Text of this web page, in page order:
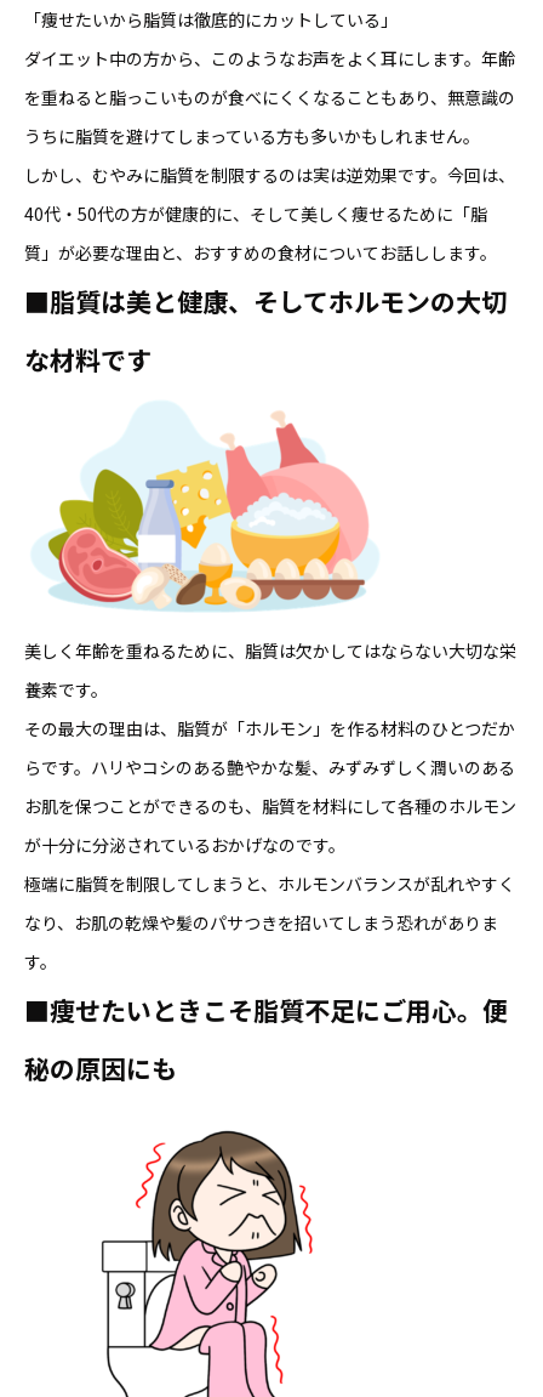
「痩せたいから脂質は徹底的にカットしている」
ダイエット中の方から、このようなお声をよく耳にします。年齢
を重ねると脂っこいものが食べにくくなることもあり、無意識の
うちに脂質を避けてしまっている方も多いかもしれません。
しかし、むやみに脂質を制限するのは実は逆効果です。今回は、
40代・50代の方が健康的に、そして美しく痩せるために「脂
質」が必要な理由と、おすすめの食材についてお話しします。
■脂質は美と健康、そしてホルモンの大切
な材料です
美しく年齢を重ねるために、脂質は欠かしてはならない大切な栄
養素です。
その最大の理由は、脂質が「ホルモン」を作る材料のひとつだか
らです。ハリやコシのある艶やかな髪、みずみずしく潤いのある
お肌を保つことができるのも、脂質を材料にして各種のホルモン
が十分に分泌されているおかげなのです。
極端に脂質を制限してしまうと、ホルモンバランスが乱れやすく
なり、お肌の乾燥や髪のパサつきを招いてしまう恐れがありま
す。
■痩せたいときこそ脂質不足にご用心。便
秘の原因にも